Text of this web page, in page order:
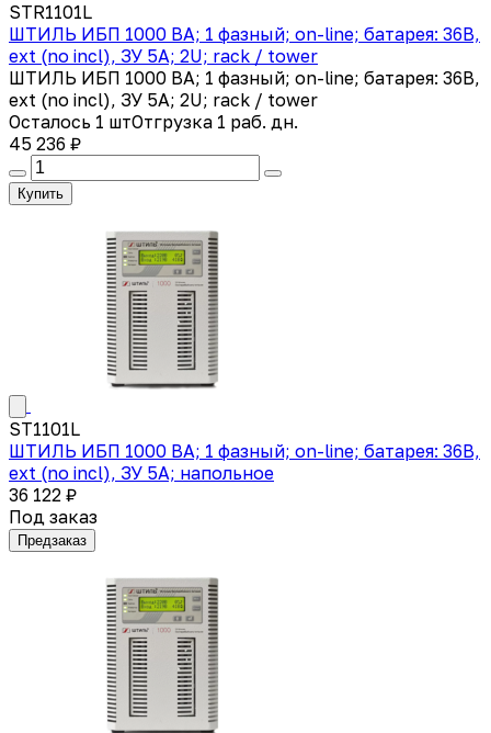
STR1101L
ШТИЛЬ ИБП 1000 ВА; 1 фазный; on-line; батарея: 36В,
ext (no incl), ЗУ 5А; 2U; rack / tower
ШТИЛЬ ИБП 1000 ВА; 1 фазный; on-line; батарея: 36В,
ext (no incl), ЗУ 5А; 2U; rack / tower
Осталось 1 штОтгрузка 1 раб. дн.
45 236 ₽
Купить
ST1101L
ШТИЛЬ ИБП 1000 ВА; 1 фазный; on-line; батарея: 36В,
ext (no incl), ЗУ 5А; напольное
36 122 ₽
Под заказ
Предзаказ